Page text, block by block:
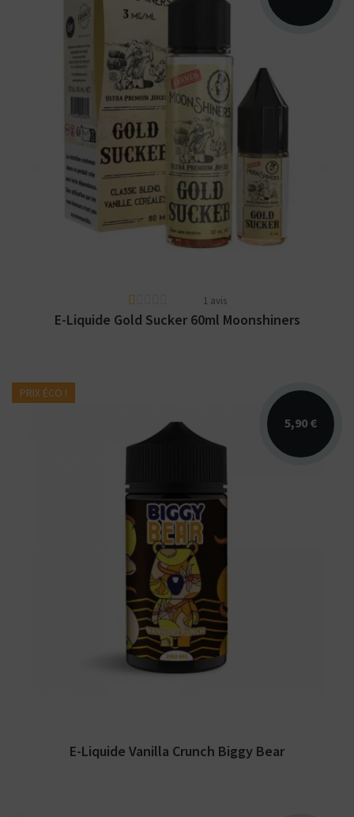
Arômes : blond classic, caramel, vanille,
céréales. E-liquide Moonshiners en 50 pour
60ml et en...
1 avis
E-Liquide Gold Sucker 60ml Moonshiners
PRIX ÉCO !
5,90 €
Arômes : crème de vanille, chantilly,
cacahuète. E-liquide Biggy Bear par Secret's
E-Liquide Vanilla Crunch Biggy Bear